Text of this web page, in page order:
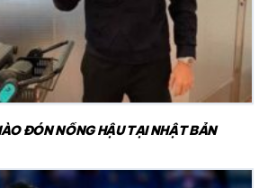
ĐÓN NỒNG HẬU TẠI NHẬT BẢN